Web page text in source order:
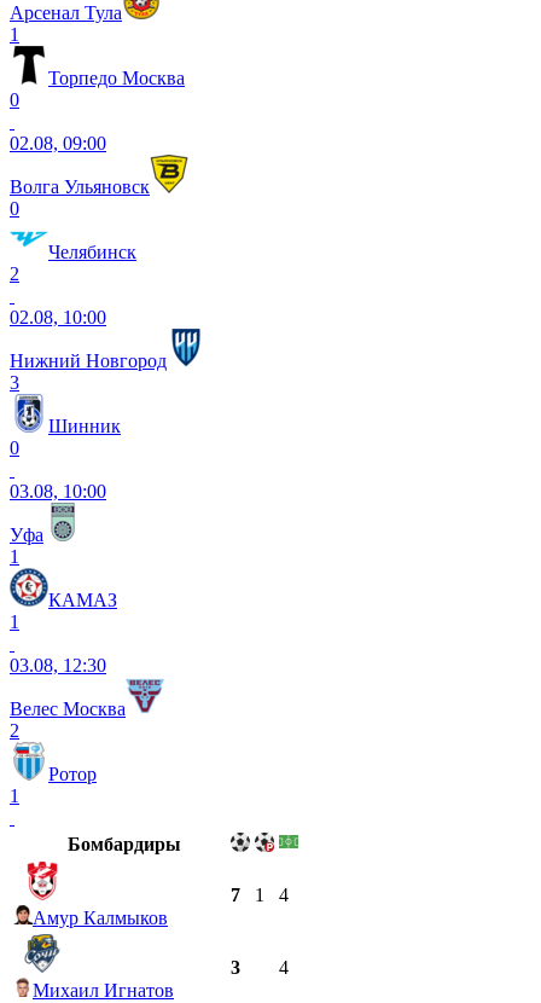
Арсенал Тула
1
Торпедо Москва
0
02.08, 09:00
Волга Ульяновск
0
Челябинск
2
02.08, 10:00
Нижний Новгород
3
Шинник
0
03.08, 10:00
Уфа
1
КАМАЗ
1
03.08, 12:30
Велес Москва
2
Ротор
1
Бомбардиры
Амур Калмыков
7 1 4
Михаил Игнатов
3 4